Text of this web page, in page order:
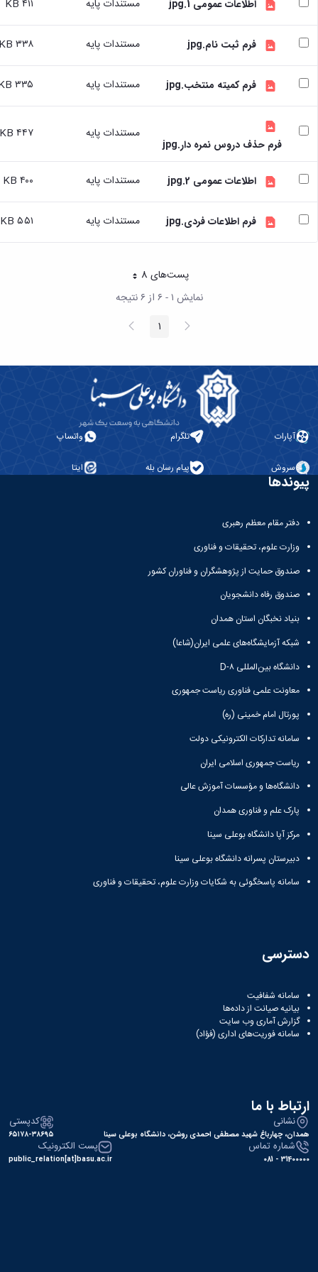
تسهیلات
آموزشی
درخواست
دانشجویان
ایثارگر
درخواست
راهنمایی
اطلاعات عمومی 1.jpg مستندات پایه ۴۱۱ KB
فرم ثبت نام.jpg مستندات پایه ۳۳۸ KB
فرم کمیته منتخب.jpg مستندات پایه ۳۳۵ KB
فرم حذف دروس نمره دار.jpg
مستندات پایه ۴۴۷ KB
اطلاعات عمومی 2.jpg مستندات پایه ۴۰۰ KB
فرم اطلاعات فردی.jpg مستندات پایه ۵۵۱ KB
پست‌‌های 8هر صفحه
نمایش ۱ - ۶ از ۶ نتیجه
پیغام
قبلی صفحه1 صفحه
بعد
آپارات تلگرام واتساپ
سروش پیام رسان بله ایتا
پیوندها
دفتر مقام معظم رهبری
وزارت علوم، تحقیقات و فناوری
صندوق حمایت از پژوهشگران و فناوران کشور
صندوق رفاه دانشجویان
بنیاد نخبگان استان همدان
شبکه آزمایشگاه‌های علمی ایران(شاعا)
دانشگاه بین‌المللی D-۸
معاونت علمی فناوری ریاست جمهوری
پورتال امام خمینی (ره)
سامانه تدارکات الکترونیکی دولت
ریاست جمهوری اسلامی ایران
دانشگاه‌ها و مؤسسات آموزش عالی
پارک علم و فناوری همدان
مرکز آپا دانشگاه بوعلی سینا
دبیرستان پسرانه دانشگاه بوعلی سینا
سامانه پاسخگوئی به شکایات وزارت علوم، تحقیقات و فناوری
دسترسی
سامانه شفافیت
بیانیه صیانت از داده‌ها
گزارش آماری وب‌ سایت
سامانه فوریت‌های اداری (فؤاد)
ارتباط با ما
نشانی
همدان، چهارباغ شهید مصطفی احمدی روشن، دانشگاه بوعلی سینا
کدپستی
۶۵۱۷۸-۳۸۶۹۵
شماره تماس
31400000 - 081
پست الکترونیک
public_relation[at]basu.ac.ir